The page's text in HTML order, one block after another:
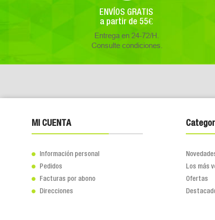
ENVÍOS GRATIS
a partir de 55€
Entrega en 24-72/H.
Consulte condiciones.
MI CUENTA
 Información personal
 Pedidos
 Facturas por abono
 Direcciones
Los más
Ofertas